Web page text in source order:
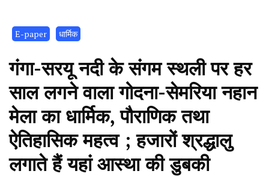
E-paper धार्मिक
गंगा-सरयू नदी के संगम स्थली पर हर
साल लगने वाला गोदना-सेमरिया नहान
मेला का धार्मिक, पौराणिक तथा
ऐतिहासिक महत्व ; हजारों श्रद्धालु
लगाते हैं यहां आस्था की डुबकी